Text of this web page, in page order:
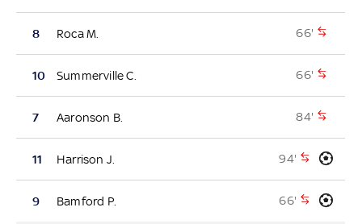
8 Roca M. 66'
10 Summerville C. 66'
7 Aaronson B. 84'
11 Harrison J. 94'
9 Bamford P. 66'